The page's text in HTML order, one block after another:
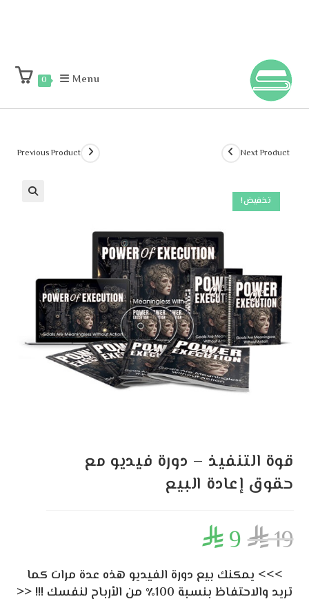
0 Menu
تخفيض!
Previous Product Next Product
قوة التنفيذ – دورة فيديو مع
حقوق إعادة البيع
19
9
>>> يمكنك بيع دورة الفيديو هذه عدة مرات كما
تريد والاحتفاظ بنسبة 100٪ من الأرباح لنفسك !!! <<